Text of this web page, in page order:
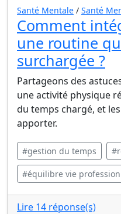
Santé Mentale / Santé
Comment
une routine
surchargée ?
Partageons des
une activité physique
du temps chargé, et
apporter.
#gestion du temps
#équilibre vie
Lire 14 réponse(s)